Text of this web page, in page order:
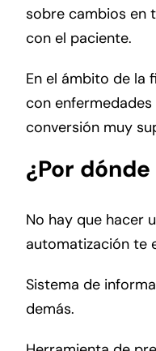
sobre cambios en
con el paciente.
En el ámbito de la
con
conversión muy
¿Por
No hay que hacer
automatización te
Sistema de
demás.